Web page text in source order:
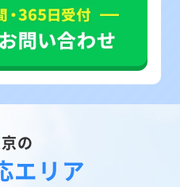
の
エリア